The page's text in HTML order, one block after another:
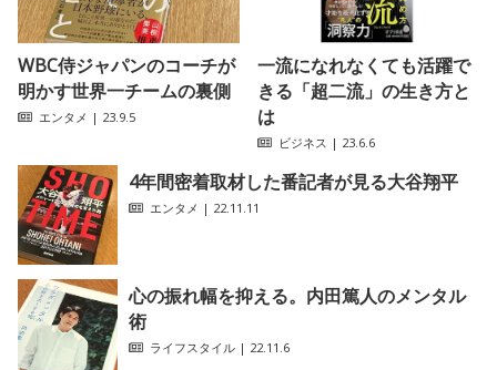
WBC侍ジャパンのコーチが
明かす世界一チームの裏側
エンタメ | 23.9.5
一流になれなくても活躍で
きる「超二流」の生き方と
は
ビジネス | 23.6.6
4年間密着取材した番記者が見る大谷翔平
エンタメ | 22.11.11
心の振れ幅を抑える。内田篤人のメンタル
術
ライフスタイル | 22.11.6